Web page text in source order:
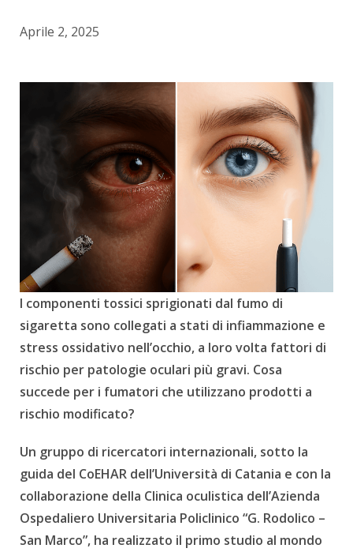
Aprile 2, 2025
I componenti tossici sprigionati dal fumo di
sigaretta sono collegati a stati di infiammazione e
stress ossidativo nell’occhio, a loro volta fattori di
rischio per patologie oculari più gravi. Cosa
succede per i fumatori che utilizzano prodotti a
rischio modificato?
Un gruppo di ricercatori internazionali, sotto la
guida del CoEHAR dell’Università di Catania e con la
collaborazione della Clinica oculistica dell’Azienda
Ospedaliero Universitaria Policlinico “G. Rodolico –
San Marco”, ha realizzato il primo studio al mondo